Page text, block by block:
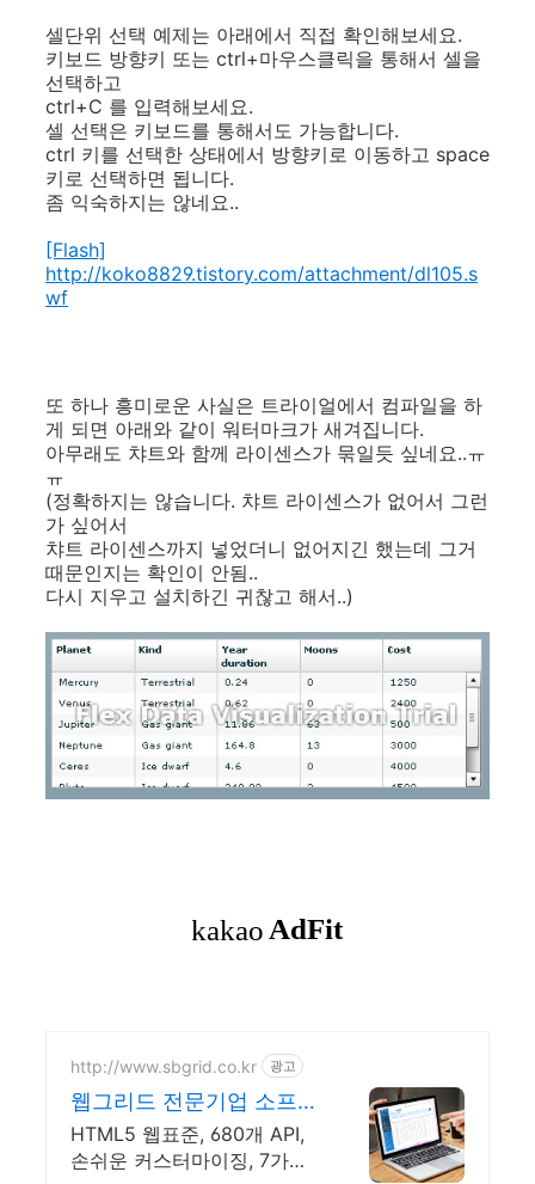
셀단위 선택 예제는 아래에서 직접 확인해보세요.
키보드 방향키 또는 ctrl+마우스클릭을 통해서 셀을
선택하고
ctrl+C 를 입력해보세요.
셀 선택은 키보드를 통해서도 가능합니다.
ctrl 키를 선택한 상태에서 방향키로 이동하고 space
키로 선택하면 됩니다.
좀 익숙하지는 않네요..
[Flash]
http://koko8829.tistory.com/attachment/dl105.s
wf
또 하나 흥미로운 사실은 트라이얼에서 컴파일을 하
게 되면 아래와 같이 워터마크가 새겨집니다.
아무래도 챠트와 함께 라이센스가 묶일듯 싶네요..ㅠ
ㅠ
(정확하지는 않습니다. 챠트 라이센스가 없어서 그런
가 싶어서
챠트 라이센스까지 넣었더니 없어지긴 했는데 그거
때문인지는 확인이 안됨..
다시 지우고 설치하긴 귀찮고 해서..)
http://www.sbgrid.co.kr 광고
웹그리드 전문기업 소프트
보울
HTML5 웹표준, 680개 API,
손쉬운 커스터마이징, 7가지